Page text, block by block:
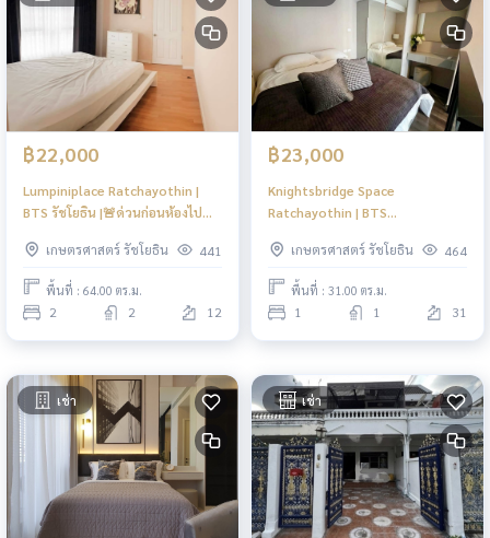
฿22,000
Lumpiniplace Ratchayothin |
BTS รัชโยธิน |🚨ด่วนก่อนห้องไป
เกษตรศาสตร์ รัชโยธิน
441
พื้นที่ : 64.00 ตร.ม.
2 2 12
฿23,000
Knightsbridge Space
Ratchayothin | BTS
Decorated Hot Building! | #HL
เกษตรศาสตร์ รัชโยธิน 464
พื้นที่ : 31.00 ตร.ม.
1 1 31
เช่า เช่า